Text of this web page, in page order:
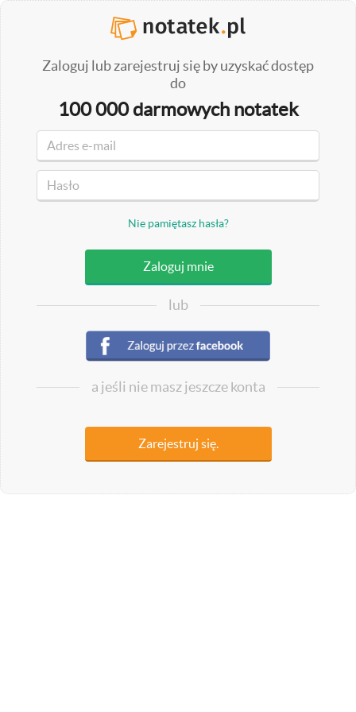
Zaloguj lub zarejestruj się by uzyskać dostęp
do
100 000 darmowych notatek
Nie pamiętasz hasła?
lub
a jeśli nie masz jeszcze konta
Zarejestruj się.